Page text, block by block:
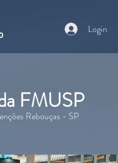
Login
FMUSP
Rebouças - SP